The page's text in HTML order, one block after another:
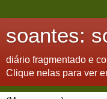
soantes:
diário fragmentado e
Clique nelas para ver